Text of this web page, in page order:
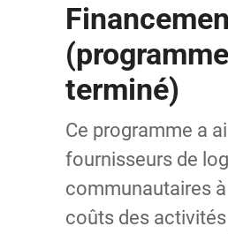
(programme
terminé)
Ce programme a
fournisseurs de
communautaires
coûts des